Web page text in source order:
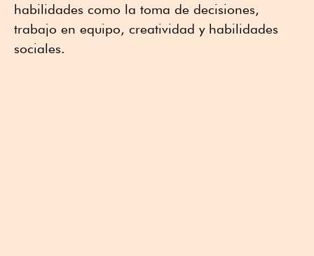
habilidades como la toma de decisiones,
trabajo en equipo, creatividad y habilidades
sociales.